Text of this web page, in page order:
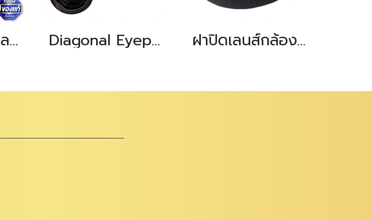
กล้องประมวลผลรวม PRECISION GT-205U (USB Transfer) Diagonal Eyepiece For PRECISION ฝาปิดเลนส์กล้องระดับ PRECISION